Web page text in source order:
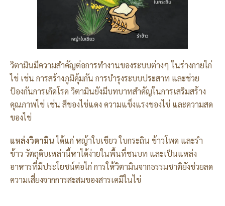
วิตามินมีความสำคัญต่อการทำงานของระบบต่างๆ ในร่างกายไก่
ไข่ เช่น การสร้างภูมิคุ้มกัน การบำรุงระบบประสาท และช่วย
ป้องกันการเกิดโรค วิตามินยังมีบทบาทสำคัญในการเสริมสร้าง
คุณภาพไข่ เช่น สีของไข่แดง ความแข็งแรงของไข่ และความสด
ของไข่
แหล่งวิตามินได้แก่ หญ้าใบเขียว ใบกระถิน ข้าวโพด และรำ
ข้าว วัตถุดิบเหล่านี้หาได้ง่ายในพื้นที่ชนบท และเป็นแหล่ง
อาหารที่มีประโยชน์ต่อไก่ การให้วิตามินจากธรรมชาติยังช่วยลด
ความเสี่ยงจากการสะสมของสารเคมีในไข่